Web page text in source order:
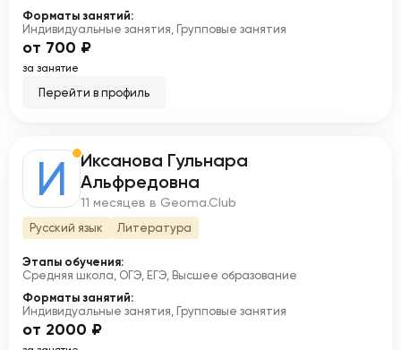
Форматы занятий:
Индивидуальные занятия, Групповые занятия
от 700 ₽
за занятие
Перейти в профиль
И
Иксанова Гульнара
Альфредовна
11 месяцев в Geoma.Club
Русский язык Литература
Этапы обучения:
Средняя школа, ОГЭ, ЕГЭ, Высшее образование
Форматы занятий:
Индивидуальные занятия, Групповые занятия
от 2000 ₽